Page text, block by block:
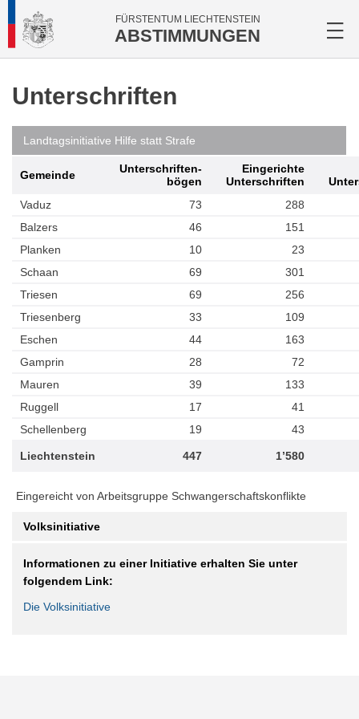
FÜRSTENTUM LIECHTENSTEIN
ABSTIMMUNGEN
Unterschriften
Landtagsinitiative Hilfe statt Strafe
Gemeinde
Unterschriften­
bögen
Eingerichte
Unterschriften
Vaduz
73
288
Balzers
46
151
Planken
10
23
Schaan
69
301
Triesen
69
256
Triesenberg
33
109
Eschen
44
163
Gamprin
28
72
Mauren
39
133
Ruggell
17
41
Schellenberg
19 43
Liechtenstein 447 1’580
Eingereicht von Arbeitsgruppe Schwangerschaftskonflikte
Volksinitiative
Informationen zu einer Initiative erhalten Sie unter
folgendem Link:
Die Volksinitiative